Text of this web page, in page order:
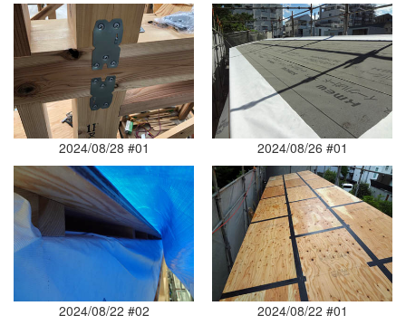
2024/08/28 #01 2024/08/26 #01
2024/08/22 #02 2024/08/22 #01